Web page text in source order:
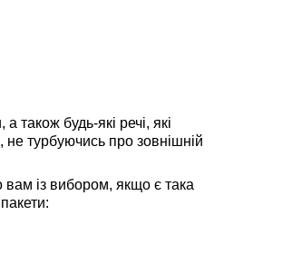
будь-які речі, які
не турбуючись про зовнішній
із вибором, якщо є така